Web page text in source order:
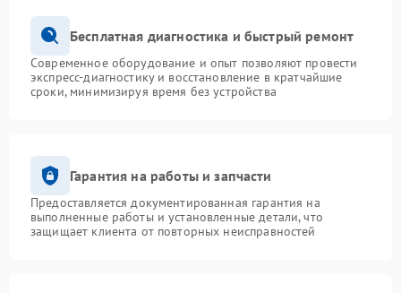
Бесплатная диагностика и быстрый ремонт
Современное оборудование и опыт позволяют провести
экспресс-диагностику и восстановление в кратчайшие
сроки, минимизируя время без устройства
Гарантия на работы и запчасти
Предоставляется документированная гарантия на
выполненные работы и установленные детали, что
защищает клиента от повторных неисправностей